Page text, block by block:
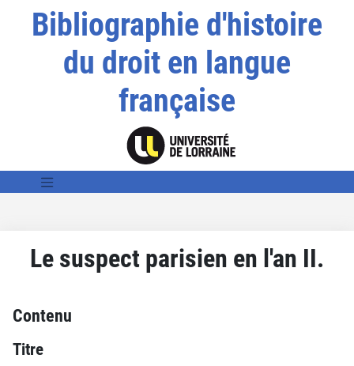
Bibliographie d'histoire
du droit en langue
française
Le suspect parisien en l'an II.
Contenu
Titre